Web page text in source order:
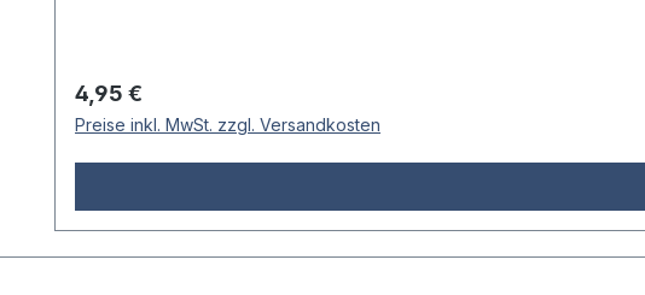
Regulärer Preis:
4,95 €
Preise inkl. MwSt. zzgl. Versandkosten